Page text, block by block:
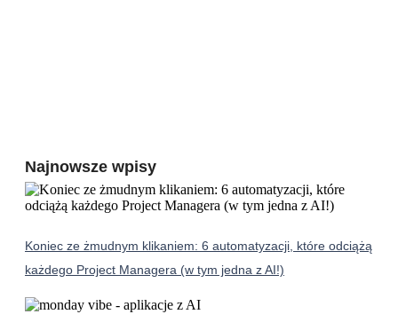
Najnowsze wpisy
Koniec ze żmudnym klikaniem: 6 automatyzacji, które odciążą
każdego Project Managera (w tym jedna z AI!)